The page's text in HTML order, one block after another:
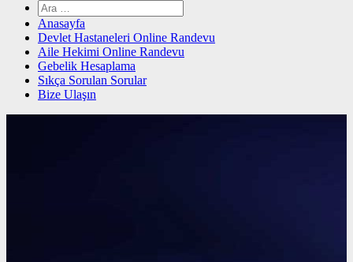
Arama:
Anasayfa
Devlet Hastaneleri Online Randevu
Aile Hekimi Online Randevu
Gebelik Hesaplama
Sıkça Sorulan Sorular
Bize Ulaşın